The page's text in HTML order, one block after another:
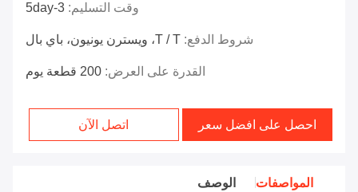
وقت التسليم: 3-5day
شروط الدفع: T / T، ويسترن يونيون، باي بال
القدرة على العرض: 200 قطعة يوم
احصل على افضل سعر اتصل الآن
المواصفات الوصف